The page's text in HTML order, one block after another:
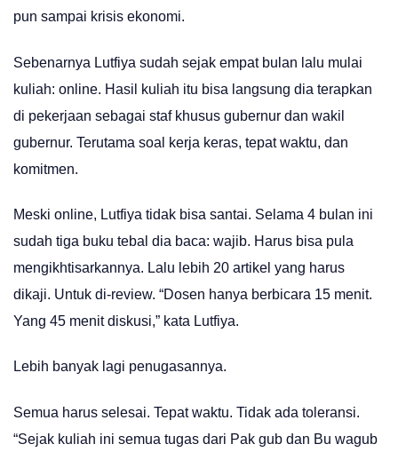
pun sampai krisis ekonomi.
Sebenarnya Lutfiya sudah sejak empat bulan lalu mulai
kuliah: online. Hasil kuliah itu bisa langsung dia terapkan
di pekerjaan sebagai staf khusus gubernur dan wakil
gubernur. Terutama soal kerja keras, tepat waktu, dan
komitmen.
Meski online, Lutfiya tidak bisa santai. Selama 4 bulan ini
sudah tiga buku tebal dia baca: wajib. Harus bisa pula
mengikhtisarkannya. Lalu lebih 20 artikel yang harus
dikaji. Untuk di-review. “Dosen hanya berbicara 15 menit.
Yang 45 menit diskusi,” kata Lutfiya.
Lebih banyak lagi penugasannya.
Semua harus selesai. Tepat waktu. Tidak ada toleransi.
“Sejak kuliah ini semua tugas dari Pak gub dan Bu wagub